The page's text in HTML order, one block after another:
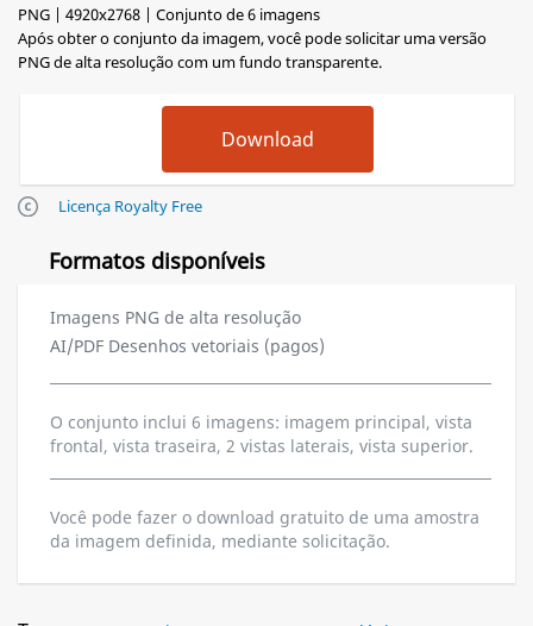
PNG | 4920x2768 | Conjunto de 6 imagens
Após obter o conjunto da imagem, você pode solicitar uma versão
PNG de alta resolução com um fundo transparente.
Licença Royalty Free
Formatos disponíveis
Imagens PNG de alta resolução
AI/PDF Desenhos vetoriais (pagos)
O conjunto inclui 6 imagens: imagem principal, vista
frontal, vista traseira, 2 vistas laterais, vista superior.
Você pode fazer o download gratuito de uma amostra
da imagem definida, mediante solicitação.